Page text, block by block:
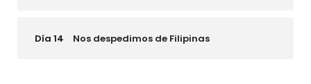
Día 14 Nos despedimos de Filipinas